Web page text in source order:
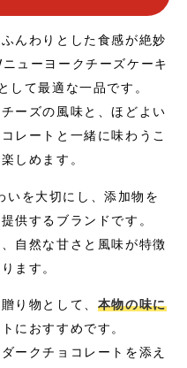
んわりとした食感が絶妙
ューヨークチーズケーキ
して最適な一品です。
ーズの風味と、ほどよい
レートと一緒に味わうこ
しめます。
を大切にし、添加物を
供するブランドです。
自然な甘さと風味が特徴
ます。
り物として、 本物の味に
におすすめです。
ークチョコレートを添え